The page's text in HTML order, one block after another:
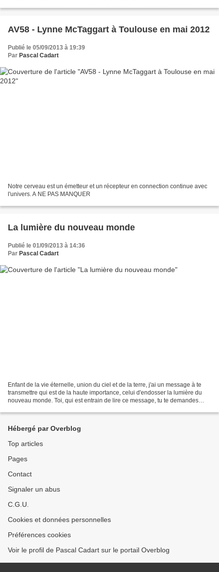
AV58 - Lynne McTaggart à Toulouse en mai 2012
Publié le 05/09/2013 à 19:39
Par Pascal Cadart
Notre cerveau est un émetteur et un récepteur en connection continue avec
l'univers. A NE PAS MANQUER
La lumière du nouveau monde
Publié le 01/09/2013 à 14:36
Par Pascal Cadart
Enfant de la vie éternelle, union du ciel et de la terre, j'ai un message à te
transmettre qui est de la haute importance, celui d'endosser la lumière du
nouveau monde. Toi, qui est entrain de lire ce message, tu te demandes
Hébergé par Overblog
Top articles
Pages
Contact
Signaler un abus
C.G.U.
Cookies et données personnelles
Préférences cookies
Voir le profil de Pascal Cadart sur le portail Overblog